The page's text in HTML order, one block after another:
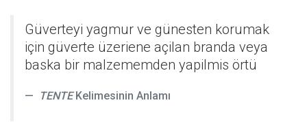
Güverteyi yagmur ve günesten korumak
için güverte üzeriene açilan branda veya
baska bir malzememden yapilmis örtü
TENTEKelimesinin Anlamı